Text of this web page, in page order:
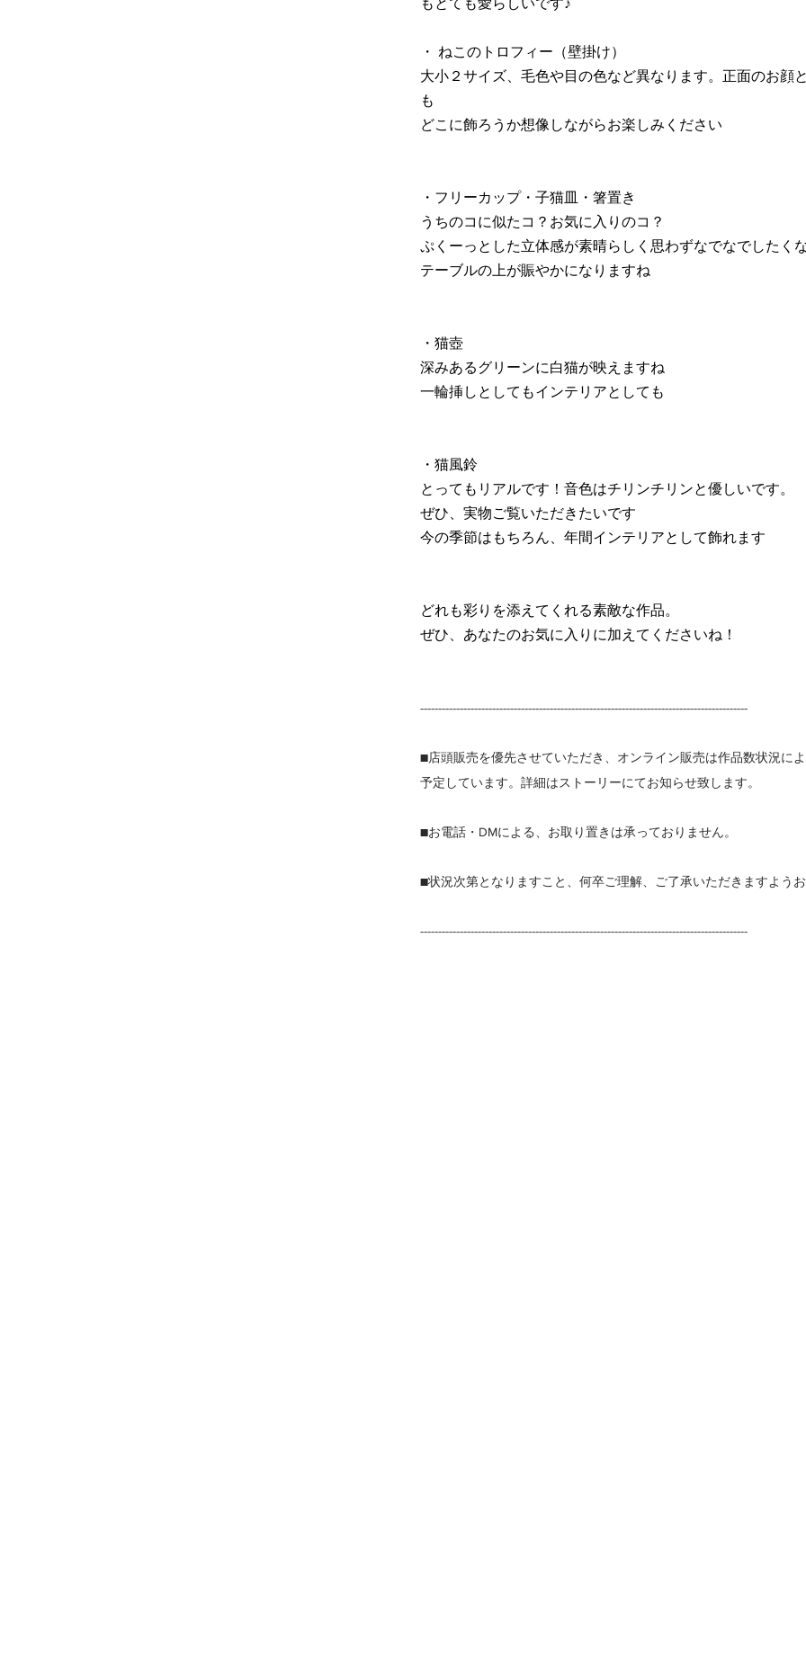
・ ねこのトロフィー（壁掛け）
大小２サイズ、毛色や目の色など異なります。正面のお顔
も
どこに飾ろうか想像しながらお楽しみください
・フリーカップ・子猫皿・箸置き
うちのコに似たコ？お気に入りのコ？
ぷくーっとした立体感が素晴らしく思わずなでなでしたく
テーブルの上が賑やかになりますね
・猫壺
深みあるグリーンに白猫が映えますね
一輪挿しとしてもインテリアとしても
・猫風鈴
とってもリアルです！音色はチリンチリンと優しいです。
ぜひ、実物ご覧いただきたいです
今の季節はもちろん、年間インテリアとして飾れます
どれも彩りを添えてくれる素敵な作品。
ぜひ、あなたのお気に入りに加えてくださいね！
-------------------------------------------------------------------------------------------
■店頭販売を優先させていただき、オンライン販売は作品数状況に
予定しています。詳細はストーリーにてお知らせ致します。
■お電話・DMによる、お取り置きは承っておりません。
■状況次第となりますこと、何卒ご理解、ご了承いただきますよう
-------------------------------------------------------------------------------------------